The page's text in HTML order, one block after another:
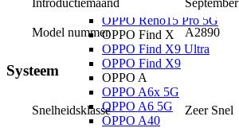
OPPO Reno16 5G
OPPO Reno15 Pro 5G
OPPO Find X
OPPO Find X9 Ultra
OPPO Find X9
OPPO A
OPPO A6x 5G
OPPO A6 5G
OPPO A40
Introductiemaand September
Model nummer A2890
Systeem
Snelheidsklasse Zeer Snel